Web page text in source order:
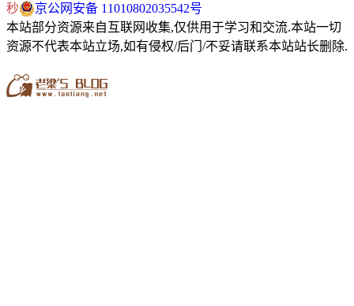
秒
京公网安备 11010802035542号
本站部分资源来自互联网收集,仅供用于学习和交流.本站一切
资源不代表本站立场,如有侵权/后门/不妥请联系本站站长删除.